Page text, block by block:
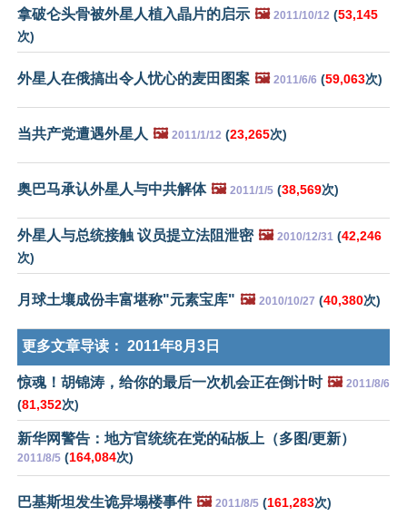
拿破仑头骨被外星人植入晶片的启示 🖼️ 2011/10/12 (53,145
次)
外星人在俄搞出令人忧心的麦田图案 🖼️ 2011/6/6 (59,063次)
当共产党遭遇外星人 🖼️ 2011/1/12 (23,265次)
奥巴马承认外星人与中共解体 🖼️ 2011/1/5 (38,569次)
外星人与总统接触 议员提立法阻泄密 🖼️ 2010/12/31 (42,246
次)
月球土壤成份丰富堪称"元素宝库" 🖼️ 2010/10/27 (40,380次)
更多文章导读： 2011年8月3日
惊魂！胡锦涛，给你的最后一次机会正在倒计时 🖼️ 2011/8/6
(81,352次)
新华网警告：地方官统统在党的砧板上（多图/更新）
2011/8/5 (164,084次)
巴基斯坦发生诡异塌楼事件 🖼️ 2011/8/5 (161,283次)